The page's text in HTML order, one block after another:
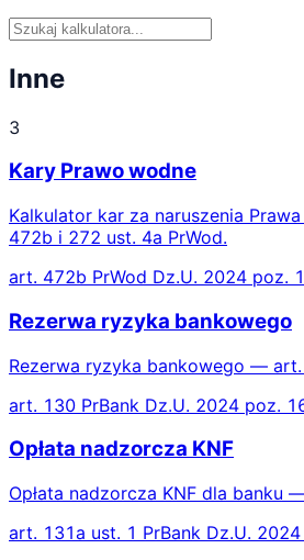
Inne
3
Kary Prawo wodne
Kalkulator kar za naruszenia
472b i 272 ust. 4a PrWod.
art. 472b PrWod Dz.U. 2024 poz.
Rezerwa ryzyka bankowego
Rezerwa ryzyka bankowego — art.
art. 130 PrBank Dz.U. 2024 poz.
Opłata nadzorcza KNF
Opłata nadzorcza KNF dla banku
art. 131a ust. 1 PrBank Dz.U.